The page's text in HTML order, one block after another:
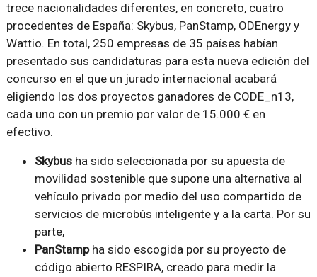
trece nacionalidades diferentes, en concreto, cuatro
procedentes de España: Skybus, PanStamp, ODEnergy y
Wattio. En total, 250 empresas de 35 países habían
presentado sus candidaturas para esta nueva edición del
concurso en el que un jurado internacional acabará
eligiendo los dos proyectos ganadores de CODE_n13,
cada uno con un premio por valor de 15.000 € en
efectivo.
Skybusha sido seleccionada por su apuesta de
movilidad sostenible que supone una alternativa al
vehículo privado por medio del uso compartido de
servicios de microbús inteligente y a la carta. Por su
parte,
PanStampha sido escogida por su proyecto de
código abierto RESPIRA, creado para medir la